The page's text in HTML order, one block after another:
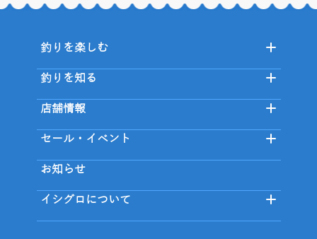
釣りを楽しむ
釣りを知る
店舗情報
セール・イベント
お知らせ
イシグロについて